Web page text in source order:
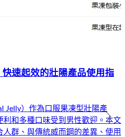
速起效的壯陽產品使用指
Jelly）作為口服果凍型壯陽產
利和多種口味受到男性歡迎。本文
群、與傳統威而鋼的差異、使用